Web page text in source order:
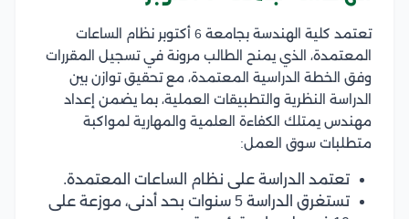
تعتمد كلية الهندسة بجامعة 6 أكتوبر نظام الساعات
المعتمدة، الذي يمنح الطالب مرونة في تسجيل المقررات
وفق الخطة الدراسية المعتمدة، مع تحقيق توازن بين
الدراسة النظرية والتطبيقات العملية، بما يضمن إعداد
مهندس يمتلك الكفاءة العلمية والمهارية لمواكبة
متطلبات سوق العمل:
تعتمد الدراسة على نظام الساعات المعتمدة.
تستغرق الدراسة 5 سنوات بحد أدنى، موزعة على